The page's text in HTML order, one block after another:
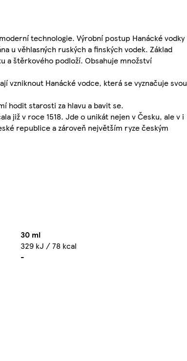
technologie. Výrobní postup Hanácké vodky
u věhlasných ruských a finských vodek. Základ
a štěrkového podloží. Obsahuje množství
vzniknout Hanácké vodce, která se vyznačuje svou
hodit starosti za hlavu a bavit se.
již v roce 1518. Jde o unikát nejen v Česku, ale v i
republice a zároveň největším ryze českým
30 ml
329 kJ / 78 kcal
-